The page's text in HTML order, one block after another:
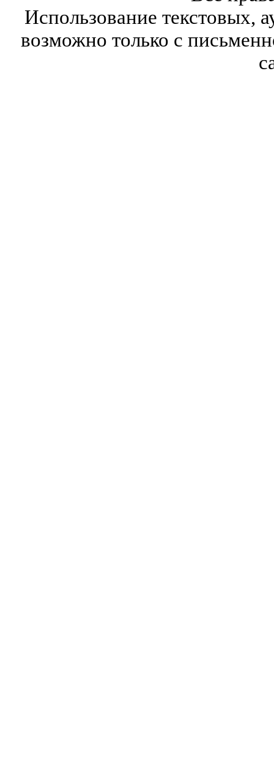
Использование текстовых,
возможно только с